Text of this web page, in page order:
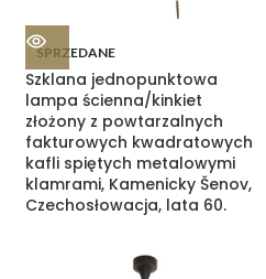
SPRZEDANE
Szklana jednopunktowa
lampa ścienna/kinkiet
złożony z powtarzalnych
fakturowych kwadratowych
kafli spiętych metalowymi
klamrami, Kamenicky Šenov,
Czechosłowacja, lata 60.